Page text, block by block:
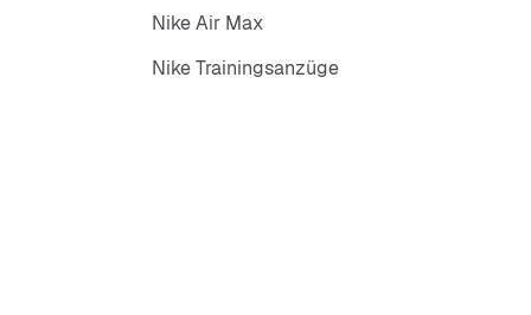
Nike Air Max
Nike Trainingsanzüge